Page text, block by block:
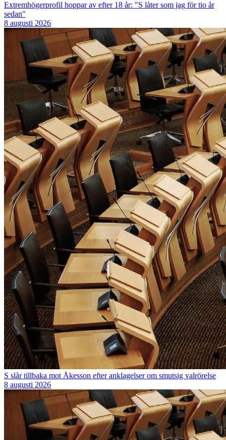
Extremhögerprofil hoppar av efter 18 år: "S låter som jag för tio år
sedan"
8 augusti 2026
S slår tillbaka mot Åkesson efter anklagelser om smutsig valrörelse
8 augusti 2026